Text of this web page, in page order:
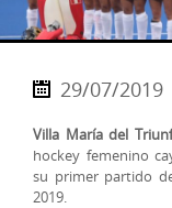
29/07/2019
Villa María del
hockey femenino
su primer partido
2019.